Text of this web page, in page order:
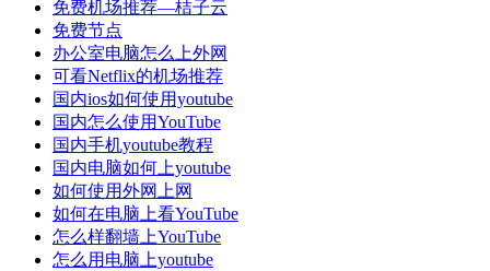
免费机场推荐—桔子云
免费节点
办公室电脑怎么上外网
可看Netflix的机场推荐
国内ios如何使用youtube
国内怎么使用YouTube
国内手机youtube教程
国内电脑如何上youtube
如何使用外网上网
如何在电脑上看YouTube
怎么样翻墙上YouTube
怎么用电脑上youtube